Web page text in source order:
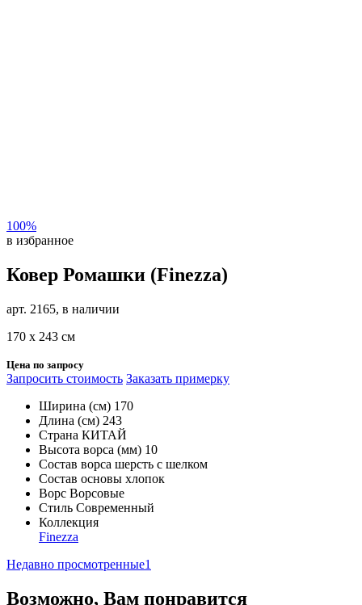
100%
в избранное
Ковер Ромашки (Finezza)
арт. 2165, в наличии
170 х 243 см
Цена по запросу
Запросить стоимость Заказать примерку
Ширина (см) 170
Длина (см) 243
Страна КИТАЙ
Высота ворса (мм) 10
Состав ворса шерсть с шелком
Состав основы хлопок
Ворс Ворсовые
Стиль Современный
Коллекция
Finezza
Недавно просмотренные1
Возможно, Вам понравится